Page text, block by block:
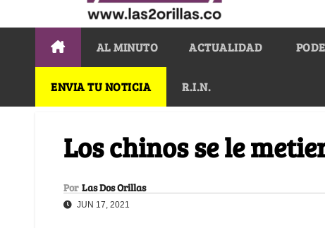
AL MINUTO ACTUALIDAD
ENVIA TU NOTICIA R.I.N.
Los chinos se le
Por Las Dos Orillas
JUN 17, 2021